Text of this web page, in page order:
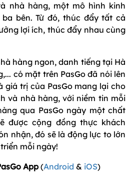
nhà hàng, một mô hình kinh
bên. Từ đó, thúc đẩy tất cả
lợi ích, thúc đẩy nhau cùng
hàng ngon, danh tiếng tại Hà
có mặt trên PasGo đã nói lên
giá trị của PasGo mang lại cho
và nhà hàng, với niềm tin mỗi
qua PasGo ngày một chất
được cộng đồng thực khách
nhận, đó sẽ là động lực to lớn
mỗi ngày!
App (Android & iOS)